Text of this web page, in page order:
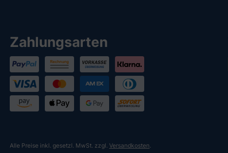
Zahlungsarten
Alle Preise inkl. gesetzl. MwSt. zzgl. Versandkosten.